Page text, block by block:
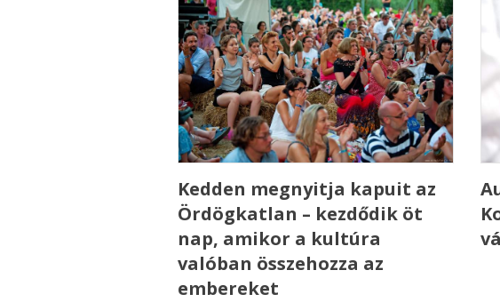
Kedden megnyitja kapuit az
Ördögkatlan – kezdődik öt
nap, amikor a kultúra
valóban összehozza az
embereket